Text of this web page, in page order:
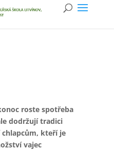
roste spotřeba
dodržují tradici
kteří je
vajec